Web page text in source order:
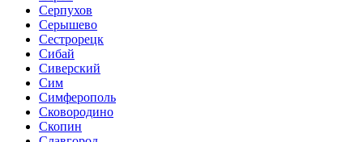
Серпухов
Серышево
Сестрорецк
Сибай
Сиверский
Сим
Симферополь
Сковородино
Скопин